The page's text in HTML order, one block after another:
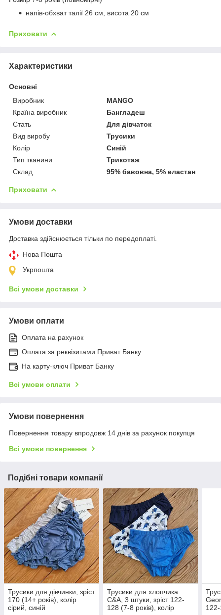
напів-обхват талії 26 см, висота 20 см
Приховати
Характеристики
Основні
Виробник
MANGO
Країна виробник
Бангладеш
Стать
Для дівчаток
Вид виробу
Трусики
Колір
Синій
Тип тканини
Трикотаж
Склад
95% бавовна, 5% еластан
Приховати
Умови доставки
Доставка здійснюється тільки по передоплаті.
Нова Пошта
Укрпошта
Всі умови доставки
Умови оплати
Оплата на рахунок
Оплата за реквізитами Приват Банку
На карту-ключ Приват Банку
Всі умови оплати
Умови повернення
Повернення товару впродовж 14 днів за рахунок покупця
Всі умови повернення
Подібні товари компанії
Трусики для дівчинки, зріст
170 (14+ років), колір
сірий, синій
Трусики для хлопчика
C&A, 3 штуки, зріст 122-
128 (7-8 років), колір
122-